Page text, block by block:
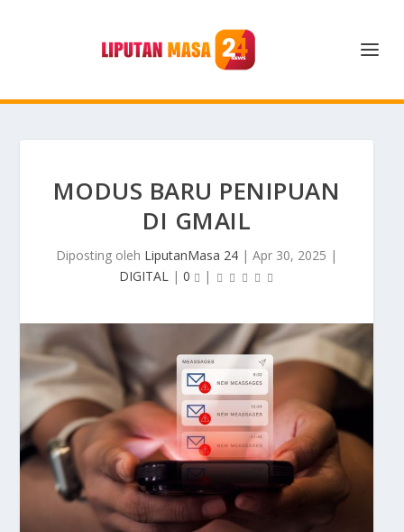
MODUS BARU PENIPUAN
DI GMAIL
Diposting oleh LiputanMasa 24 | Apr 30, 2025 |
DIGITAL | 0 |